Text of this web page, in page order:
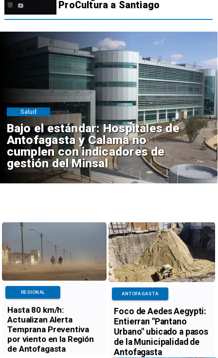
ProCultura a Santiago
Bajo el estándar: Hospitales de
Antofagasta y Calama no
cumplen con indicadores de
gestión del Minsal
Salud
Hasta 80 km/h:
Actualizan Alerta
Temprana Preventiva
por viento en la Región
de Antofagasta
REGIONAL
Foco de Aedes Aegypti:
Entierran "Pantano
Urbano" ubicado a pasos
de la Municipalidad de
Antofagasta
ANTOFAGASTA